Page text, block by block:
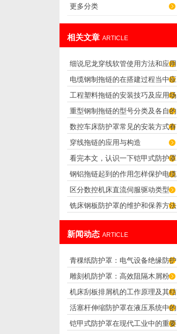
更多分类
相关文章 ARTICLE
细说尼龙穿线软管使用方法和应用
范围
电缆钢制拖链的在搭建过程当中应
注意哪些问题
工程塑料拖链的安装技巧及应用场
合
重型钢制拖链的型号分类及各自的
应用
数控车床防护罩常见的安装方式有
哪些？
穿线拖链的应用与构造
看完本文，认识一下铠甲式防护罩
的特点
钢铝拖链起到的作用怎样保护电缆
区分数控机床直流伺服驱动类型
铣床钢板防护罩的维护和保养方法
新闻动态 ARTICLE
青稞纸防护罩：电气设备绝缘防护
专用方案
雕刻机防护罩：高效阻隔木屑粉
尘，守护设备精度与安全
机床刮板排屑机的工作原理及其结
构分析
活塞杆伸缩防护罩在液压系统中的
应用
铠甲式防护罩在现代工业中的重要